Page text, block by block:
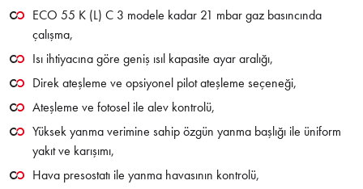
ECO 55 K (L) C 3 modele kadar 21 mbar gaz basıncında
çalışma,
Isı ihtiyacına göre geniş ısıl kapasite ayar aralığı,
Direk ateşleme ve opsiyonel pilot ateşleme seçeneği,
Ateşleme ve fotosel ile alev kontrolü,
Yüksek yanma verimine sahip özgün yanma başlığı ile üniform
yakıt ve karışımı,
Hava presostatı ile yanma havasının kontrolü,